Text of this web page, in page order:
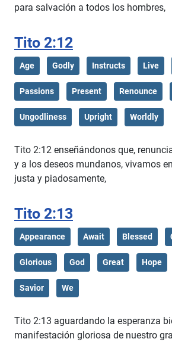
para salvación a todos los hombres,
Tito 2:12
Age Godly Instructs Live
Passions Present Renounce
Ungodliness Upright Worldly
Tito 2:12 enseñándonos que,
y a los deseos mundanos, vivamos
justa y piadosamente,
Tito 2:13
Appearance Await Blessed
Glorious God Great Hope
Savior We
Tito 2:13 aguardando la esperanza
manifestación gloriosa de nuestro